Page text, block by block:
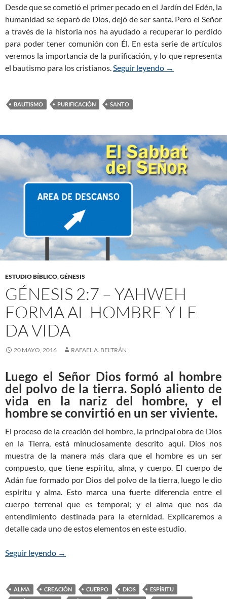
Desde que se cometió el primer pecado en el Jardín del Edén, la
humanidad se separó de Dios, dejó de ser santa. Pero el Señor
a través de la historia nos ha ayudado a recuperar lo perdido
para poder tener comunión con Él. En esta serie de artículos
veremos la importancia de la purificación, y lo que representa
el bautismo para los cristianos.Seguir leyendo El Bautismo un
→
BAUTISMO PURIFICACIÓN SANTO
ESTUDIO BÍBLICO,GÉNESIS
GÉNESIS 2:7 – YAHWEH
FORMA AL HOMBRE Y LE
DA VIDA
20 MAYO, 2016 RAFAEL A. BELTRÁN
Luego el Señor Dios formó al hombre
del polvo de la tierra. Sopló aliento de
vida en la nariz del hombre, y el
hombre se convirtió en un ser viviente.
El proceso de la creación del hombre, la principal obra de Dios
en la Tierra, está minuciosamente descrito aquí. Dios nos
muestra de la manera más clara que el hombre es un ser
compuesto, que tiene espíritu, alma, y cuerpo. El cuerpo de
Adán fue formado por Dios del polvo de la tierra, luego le dio
espíritu y alma. Esto marca una fuerte diferencia entre el
cuerpo terrenal que es temporal; y el alma que nos da
entendimiento destinada para la eternidad. Explicaremos a
detalle cada uno de estos elementos en este estudio.
Seguir leyendo Génesis 2:7 – YAHWEH forma al hombre y le da
→
ALMA CREACIÓN CUERPO DIOS
ESPÍRITU